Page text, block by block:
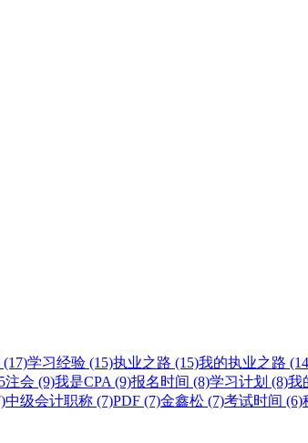
学习经验 (15)执业之路 (15)我的执业之路
注会 (9)我是CPA (9)报名时间 (8)学习计划 (8)我
中级会计职称 (7)PDF (7)金鑫松 (7)考试时间 (6)